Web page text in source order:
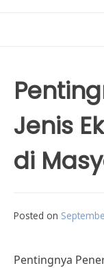
Jenis
di
Posted on
Pentingnya